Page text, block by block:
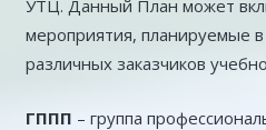
УТЦ. Данный План может
мероприятия, планируемые
различных заказчиков
ГППП – группа